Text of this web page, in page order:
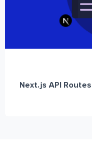
Next.js API